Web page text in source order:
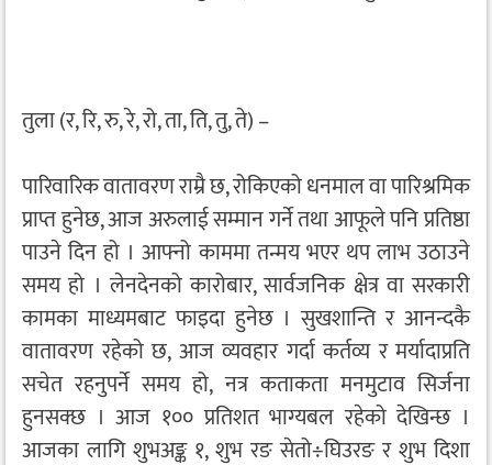
तुला (र, रि, रु, रे, रो, ता, ति, तु, ते) –
पारिवारिक वातावरण राम्रै छ, रोकिएको धनमाल वा पारिश्रमिक
प्राप्त हुनेछ, आज अरुलाई सम्मान गर्ने तथा आफूले पनि प्रतिष्ठा
पाउने दिन हो । आफ्नो काममा तन्मय भएर थप लाभ उठाउने
समय हो । लेनदेनको कारोबार, सार्वजनिक क्षेत्र वा सरकारी
कामका माध्यमबाट फाइदा हुनेछ । सुखशान्ति र आनन्दकै
वातावरण रहेको छ, आज व्यवहार गर्दा कर्तव्य र मर्यादाप्रति
सचेत रहनुपर्ने समय हो, नत्र कताकता मनमुटाव सिर्जना
हुनसक्छ । आज १०० प्रतिशत भाग्यबल रहेको देखिन्छ ।
आजका लागि शुभअङ्क १, शुभ रङ सेतो÷घिउरङ र शुभ दिशा